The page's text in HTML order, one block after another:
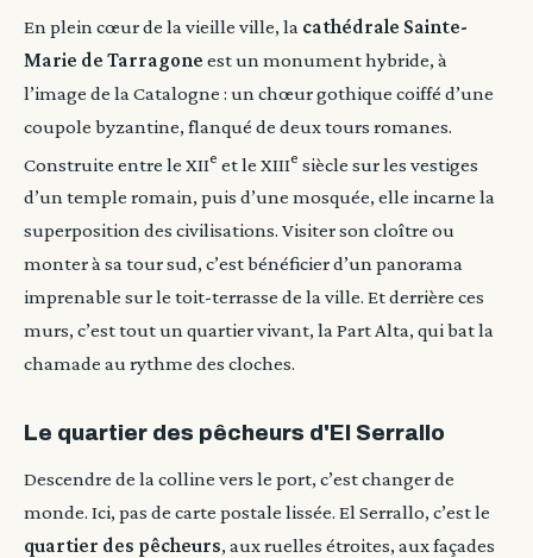
En plein cœur de la vieille ville, la cathédrale Sainte-
Marie de Tarragone est un monument hybride, à
l’image de la Catalogne : un chœur gothique coiffé d’une
coupole byzantine, flanqué de deux tours romanes.
Construite entre le XIIe et le XIIIe siècle sur les vestiges
d’un temple romain, puis d’une mosquée, elle incarne la
superposition des civilisations. Visiter son cloître ou
monter à sa tour sud, c’est bénéficier d’un panorama
imprenable sur le toit-terrasse de la ville. Et derrière ces
murs, c’est tout un quartier vivant, la Part Alta, qui bat la
chamade au rythme des cloches.
Le quartier des pêcheurs d'El Serrallo
Descendre de la colline vers le port, c’est changer de
monde. Ici, pas de carte postale lissée. El Serrallo, c’est le
quartier des pêcheurs, aux ruelles étroites, aux façades